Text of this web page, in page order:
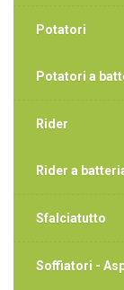
Potatori
Potatori a
Rider
Rider a
Sfalciatutto
Soffiatori -